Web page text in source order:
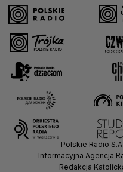
Polskie Radio S.A.
Informacyjna Agencja
Redakcja